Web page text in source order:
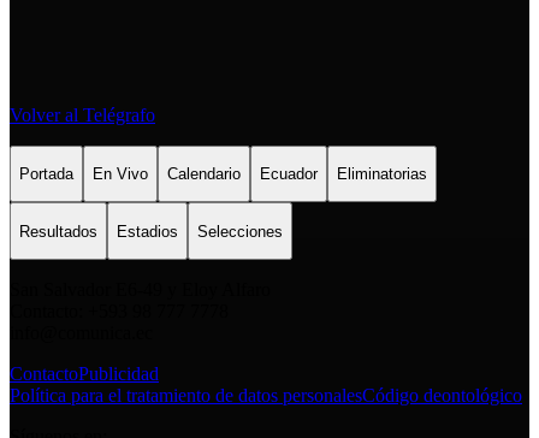
Volver al Telégrafo
Portada En Vivo Calendario Ecuador Eliminatorias
Resultados Estadios Selecciones
ContactoPublicidad
Política para el tratamiento de datos personalesCódigo deontológico